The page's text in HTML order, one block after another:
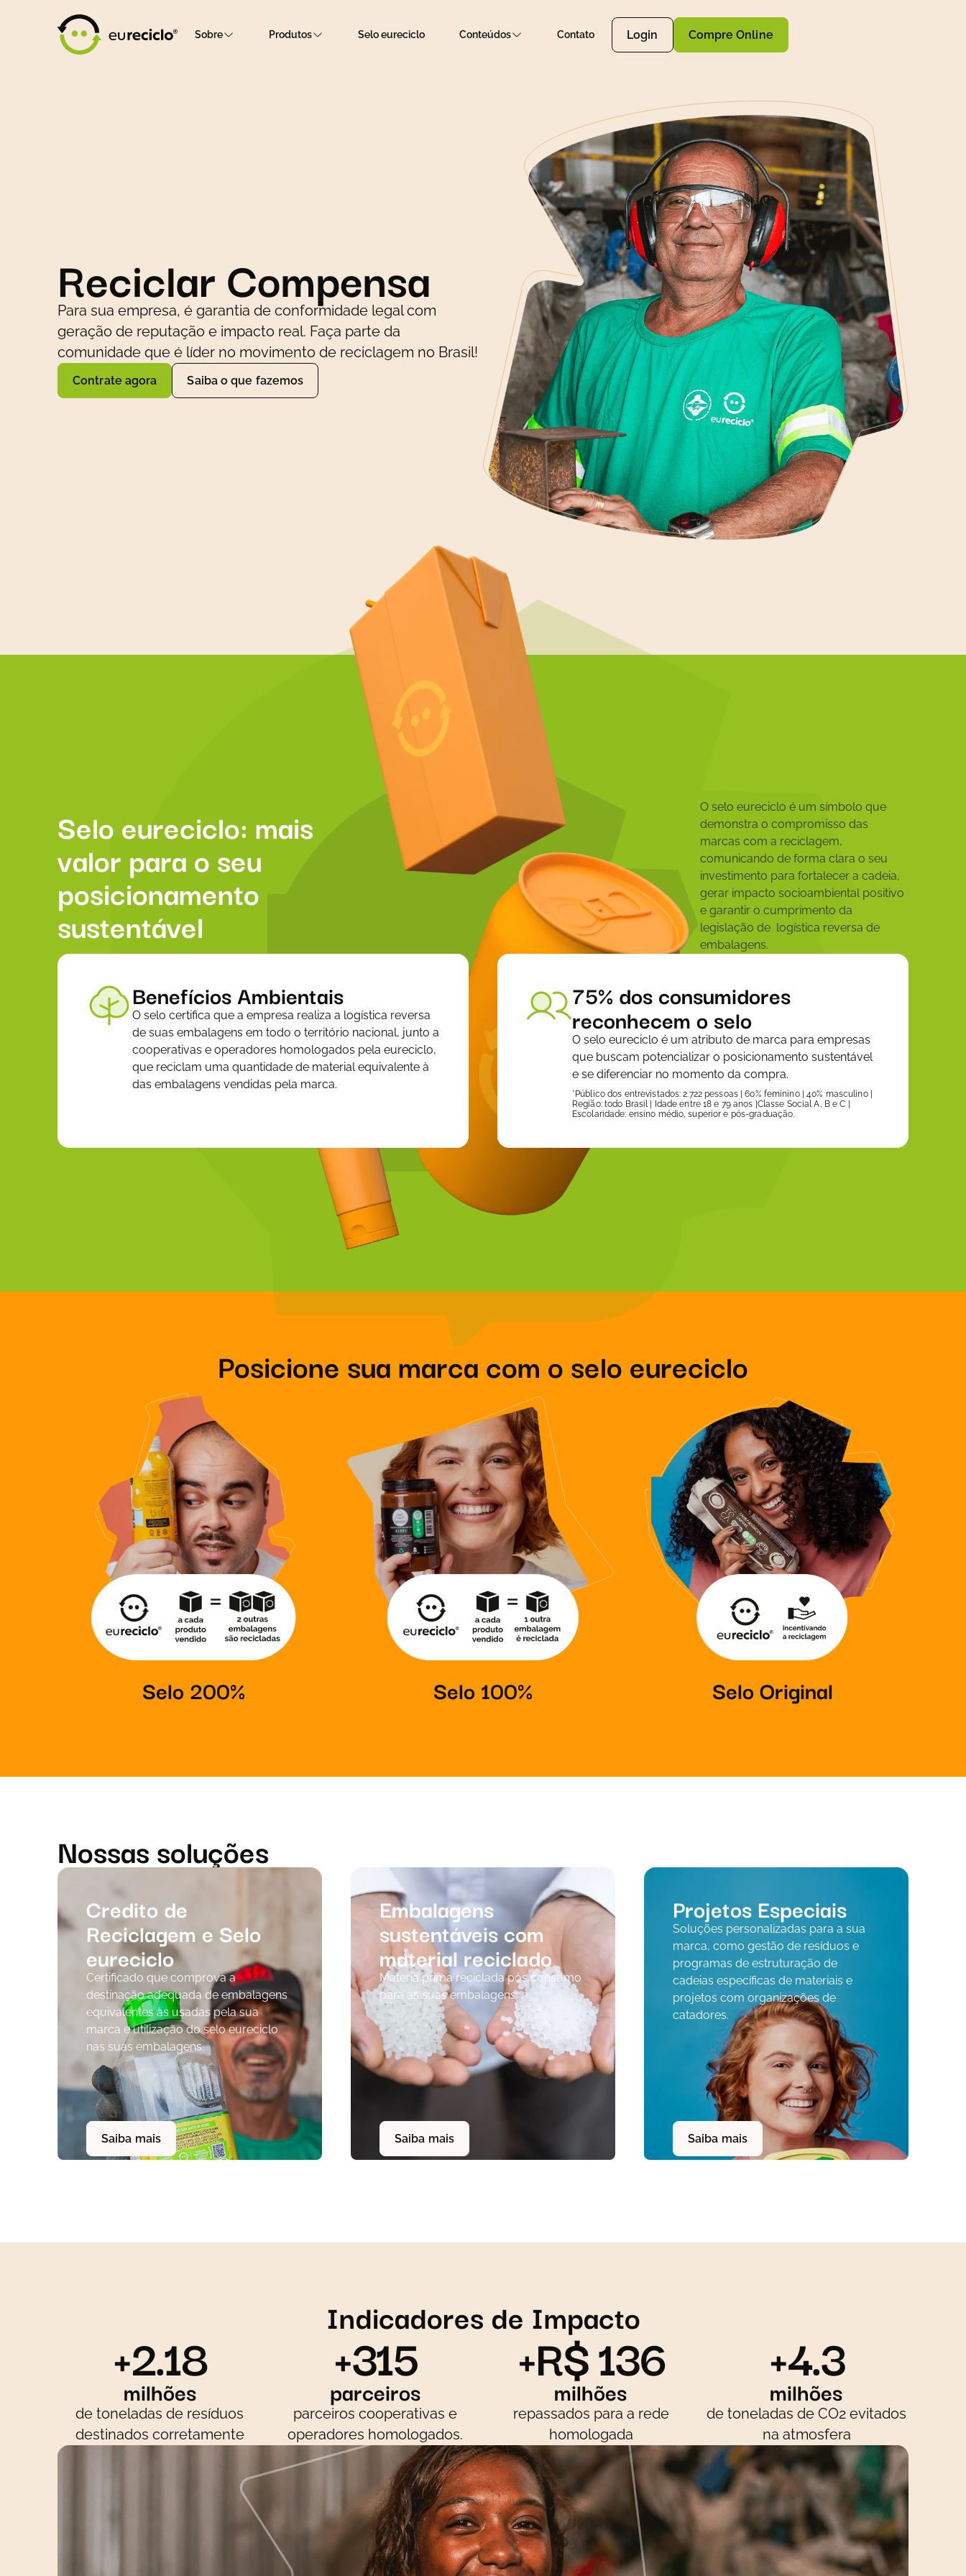
Sobre Produtos Selo eureciclo Conteúdos Contato Login Compre Online
Reciclar Compensa
Para sua empresa, é garantia de conformidade legal com
geração de reputação e impacto real. Faça parte da
comunidade que é líder no movimento de reciclagem no Brasil!
Contrate agora Saiba o que fazemos
Selo eureciclo: mais
valor para o seu
posicionamento
sustentável
O selo eureciclo é um símbolo que
demonstra o compromisso das
marcas com a reciclagem,
comunicando de forma clara o seu
investimento para fortalecer a cadeia,
gerar impacto socioambiental positivo
e garantir o cumprimento da
legislação de logística reversa de
embalagens.
Benefícios Ambientais
O selo certifica que a empresa realiza a logística reversa
de suas embalagens em todo o território nacional, junto a
cooperativas e operadores homologados pela eureciclo,
que reciclam uma quantidade de material equivalente à
das embalagens vendidas pela marca.
75% dos consumidores
reconhecem o selo
O selo eureciclo é um atributo de marca para empresas
que buscam potencializar o posicionamento sustentável
e se diferenciar no momento da compra.
*Público dos entrevistados: 2.722 pessoas | 60% feminino | 40% masculino |
Região: todo Brasil | Idade entre 18 e 79 anos |Classe Social A, B e C |
Escolaridade: ensino médio, superior e pós-graduação.
Posicione sua marca com o selo eureciclo
Selo 200% Selo 100% Selo Original
Nossas soluções
Credito de
Reciclagem e Selo
eureciclo
Certificado que comprova a
destinação adequada de embalagens
equivalentes às usadas pela sua
marca e utilização do selo eureciclo
nas suas embalagens.
Saiba mais
Embalagens
sustentáveis com
material reciclado
Matéria prima reciclada pós consumo
para as suas embalagens.
Saiba mais
Projetos Especiais
Soluções personalizadas para a sua
marca, como gestão de resíduos e
programas de estruturação de
cadeias específicas de materiais e
projetos com organizações de
catadores.
Saiba mais
Indicadores de Impacto
+2.18
milhões
de toneladas de resíduos
destinados corretamente
+315
parceiros
parceiros cooperativas e
operadores homologados.
+R$ 136
milhões
repassados para a rede
homologada
+4.3
milhões
de toneladas de CO2 evitados
na atmosfera